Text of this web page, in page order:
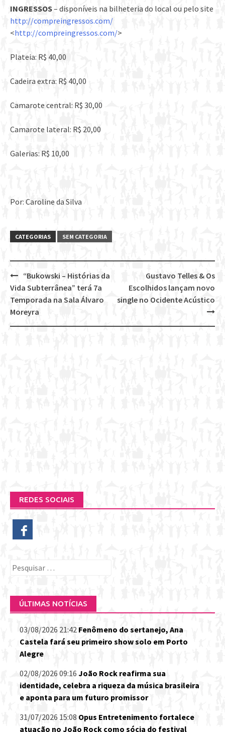
INGRESSOS– disponíveis na bilheteria do local ou pelo site
http://compreingressos.com/
<http://compreingressos.com/>
Plateia: R$ 40,00
Cadeira extra: R$ 40,00
Camarote central: R$ 30,00
Camarote lateral: R$ 20,00
Galerias: R$ 10,00
Por: Caroline da Silva
CATEGORIAS SEM CATEGORIA
Post
navigation
Gustavo Telles & Os
Escolhidos lançam novo
single no Ocidente Acústico
“Bukowski – Histórias da
Vida Subterrânea” terá 7a
Temporada na Sala Álvaro
Moreyra
REDES SOCIAIS
Pesquisar
ÚLTIMAS NOTÍCIAS
03/08/2026 21:42 Fenômeno do sertanejo, Ana
Castela fará seu primeiro show solo em Porto
Alegre
02/08/2026 09:16 João Rock reafirma sua
identidade, celebra a riqueza da música brasileira
e aponta para um futuro promissor
31/07/2026 15:08 Opus Entretenimento fortalece
atuação no João Rock como sócia do festival